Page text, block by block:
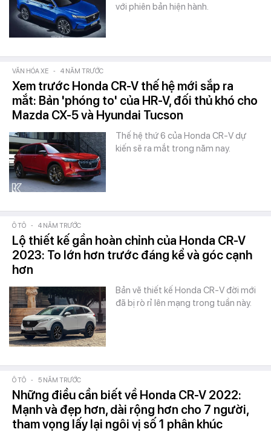
với phiên bản hiện hành.
VĂN HÓA XE - 4 NĂM TRƯỚC
Xem trước Honda CR-V thế hệ mới sắp ra
mắt: Bản 'phóng to' của HR-V, đối thủ khó cho
Mazda CX-5 và Hyundai Tucson
Thế hệ thứ 6 của Honda CR-V dự
kiến sẽ ra mắt trong năm nay.
Ô TÔ - 4 NĂM TRƯỚC
Lộ thiết kế gần hoàn chỉnh của Honda CR-V
2023: To lớn hơn trước đáng kể và góc cạnh
hơn
Bản vẽ thiết kế Honda CR-V đời mới
đã bị rò rỉ lên mạng trong tuần này.
Ô TÔ - 5 NĂM TRƯỚC
Những điều cần biết về Honda CR-V 2022:
Mạnh và đẹp hơn, dài rộng hơn cho 7 người,
tham vọng lấy lại ngôi vị số 1 phân khúc